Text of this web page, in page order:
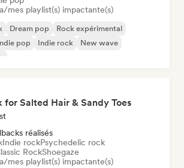
mes playlist(s) impactante(s)
Dream pop
Rock expérimental
pop Indie rock
New wave
for Salted Hair & Sandy Toes
réalisés
Indie rockPsychedelic rock
RockShoegaze
mes playlist(s) impactante(s)